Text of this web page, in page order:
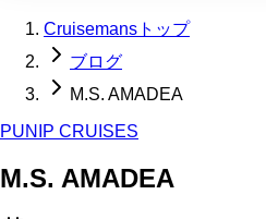
Cruisemansトップ
ブログ
M.S. AMADEA
PUNIP CRUISES
M.S. AMADEA